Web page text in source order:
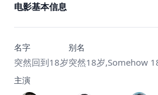
电影基本信息
名字
突然回到18岁
别名
突然18岁,Somehow
主演